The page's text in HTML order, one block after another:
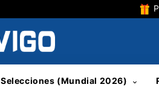
Selecciones (Mundial 2026)